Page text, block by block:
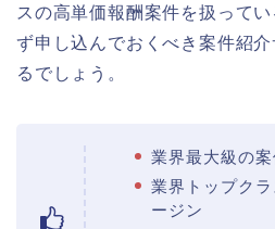
スの高単価報酬案件を扱って
ず申し込んでおくべき案件紹
るでしょう。
業界最大級の
業界トップク
ージン